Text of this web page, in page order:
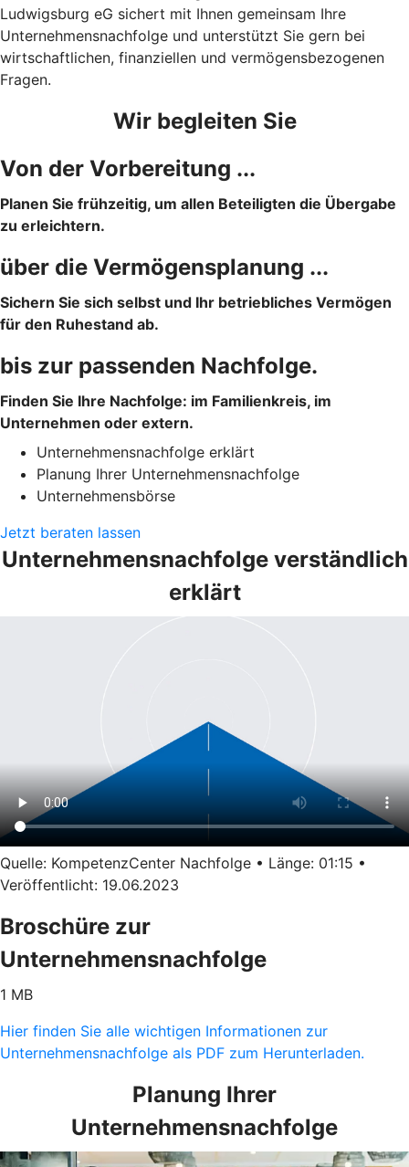
Ludwigsburg eG sichert mit Ihnen gemeinsam Ihre
Unternehmensnachfolge und unterstützt Sie gern bei
wirtschaftlichen, finanziellen und vermögensbezogenen
Fragen.
Wir begleiten Sie
Von der Vorbereitung ...
Planen Sie frühzeitig, um allen Beteiligten die Übergabe
zu erleichtern.
über die Vermögensplanung ...
Sichern Sie sich selbst und Ihr betriebliches Vermögen
für den Ruhestand ab.
bis zur passenden Nachfolge.
Finden Sie Ihre Nachfolge: im Familienkreis, im
Unternehmen oder extern.
Unternehmensnachfolge erklärt
Planung Ihrer Unternehmensnachfolge
Unternehmensbörse
Jetzt beraten lassen
Unternehmensnachfolge verständlich
erklärt
Quelle: KompetenzCenter Nachfolge • Länge: 01:15 •
Veröffentlicht: 19.06.2023
Broschüre zur
Unternehmensnachfolge
1 MB
Hier finden Sie alle wichtigen Informationen zur
Unternehmensnachfolge als PDF zum Herunterladen.
Planung Ihrer
Unternehmensnachfolge